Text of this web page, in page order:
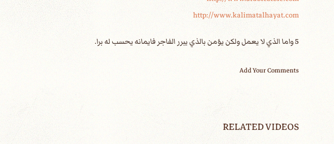
http://www.kalimatalhayat.com
5 واما الذي لا يعمل ولكن يؤمن بالذي يبرر الفاجر فايمانه يحسب له برا.
Add Your Comments
RELATED VIDEOS